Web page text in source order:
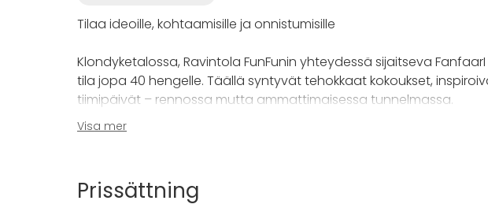
Tilaa ideoille, kohtaamisille ja onnistumisille
Klondyketalossa, Ravintola FunFunin yhteydessä sijaitseva
tila jopa 40 hengelle. Täällä syntyvät tehokkaat kokoukset,
tiimipäivät – rennossa mutta ammattimaisessa tunnelmassa.
FanfaarI ei kuitenkaan ole vain kokoustila. Pienellä somistuksella se
Visa mer
Prissättning